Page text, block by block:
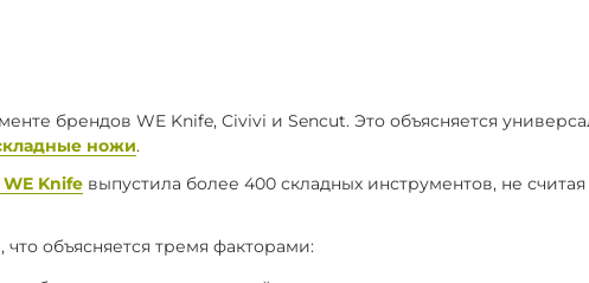
брендов WE Knife, Civivi и Sencut. Это объясняется
ножи.
Knife выпустила более 400 складных инструментов, не
объясняется тремя факторами: